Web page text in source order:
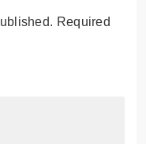
Required